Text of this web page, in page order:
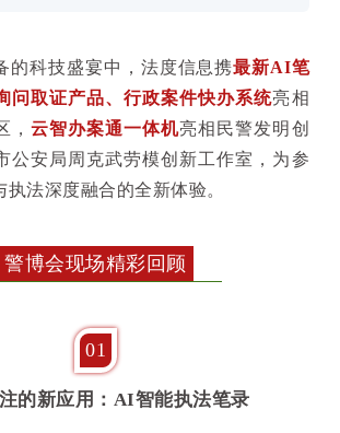
的科技盛宴中，法度信息携最新AI笔
问取证产品、行政案件快办系统亮相
，云智办案通一体机亮相民警发明创
公安局周克武劳模创新工作室，为参
法深度融合的全新体验。
警博会现场精彩回顾
01
的新应用：AI智能执法笔录